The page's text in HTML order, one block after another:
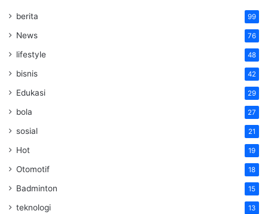
berita 99
News 76
lifestyle 48
bisnis 42
Edukasi 29
bola 27
sosial 21
Hot 19
Otomotif 18
Badminton 15
teknologi 13